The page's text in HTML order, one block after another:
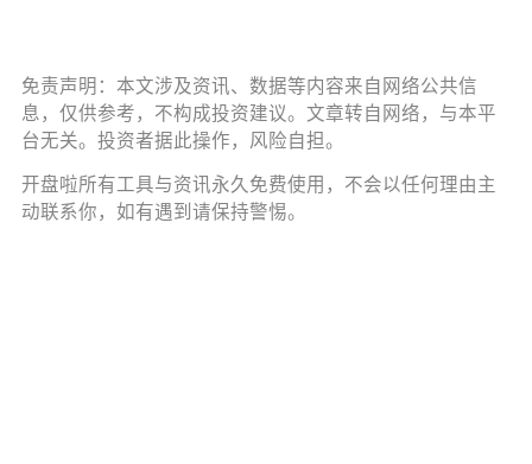
免责声明：本文涉及资讯、数据等内容来自网络公共信
息，仅供参考，不构成投资建议。文章转自网络，与本平
台无关。投资者据此操作，风险自担。
开盘啦所有工具与资讯永久免费使用，不会以任何理由主
动联系你，如有遇到请保持警惕。